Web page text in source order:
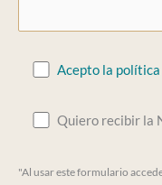
Acepto la
Quiero recibir la
"Al usar este formulario